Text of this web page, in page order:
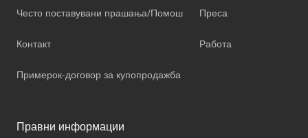
Често поставувани прашања/Помош
Контакт
Примерок-договор за купопродажба
Преса
Работа
Правни информации